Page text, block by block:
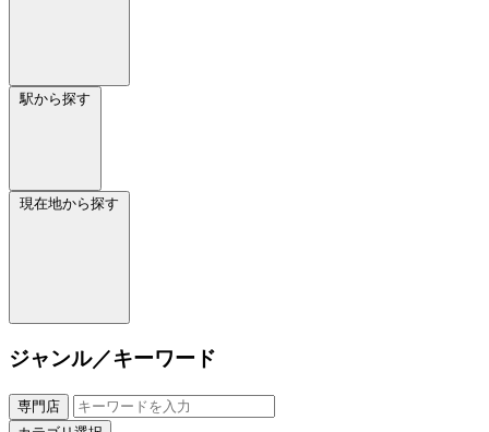
駅から探す
現在地から探す
ジャンル／キーワード
専門店